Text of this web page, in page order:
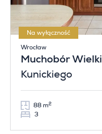
Na wyłączność
Wrocław
Muchobór Wielki
Kunickiego
88 m2
3